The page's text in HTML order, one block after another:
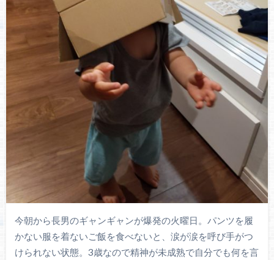
今朝から長男のギャンギャンが爆発の火曜日。パンツを履
かない服を着ないご飯を食べないと、涙が涙を呼び手がつ
けられない状態。3歳なので精神が未成熟で自分でも何を言